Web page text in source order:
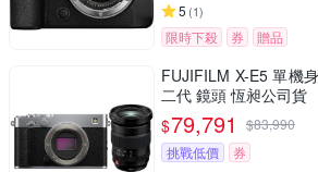
5 (1)
限時下殺 券 贈品
FUJIFILM X-E5 單機
二代 鏡頭 恆昶公司貨
$79,791 $83,990
挑戰低價
券